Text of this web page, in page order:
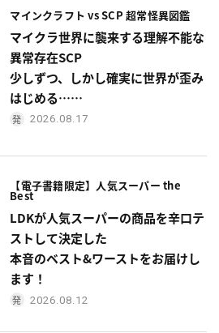
マインクラフト vs SCP 超常怪異図鑑
マイクラ世界に襲来する理解不能な
異常存在SCP
少しずつ、しかし確実に世界が歪み
はじめる……
2026.08.17
【電子書籍限定】人気スーパー the
Best
LDKが人気スーパーの商品を辛口テ
ストして決定した
本音のベスト&ワーストをお届けし
ます！
2026.08.12